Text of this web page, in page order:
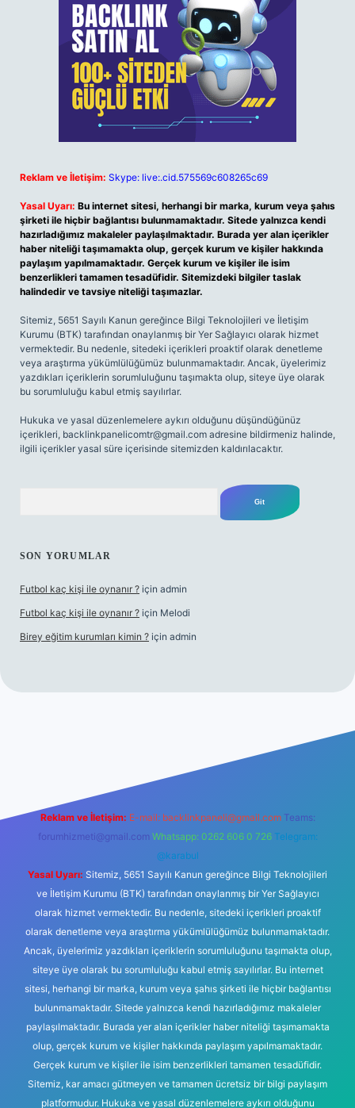
Reklam ve İletişim: Skype: live:.cid.575569c608265c69
Yasal Uyarı: Bu internet sitesi, herhangi bir marka, kurum veya şahıs
şirketi ile hiçbir bağlantısı bulunmamaktadır. Sitede yalnızca kendi
hazırladığımız makaleler paylaşılmaktadır. Burada yer alan içerikler
haber niteliği taşımamakta olup, gerçek kurum ve kişiler hakkında
paylaşım yapılmamaktadır. Gerçek kurum ve kişiler ile isim
benzerlikleri tamamen tesadüfidir. Sitemizdeki bilgiler taslak
halindedir ve tavsiye niteliği taşımazlar.
Sitemiz, 5651 Sayılı Kanun gereğince Bilgi Teknolojileri ve İletişim
Kurumu (BTK) tarafından onaylanmış bir Yer Sağlayıcı olarak hizmet
vermektedir. Bu nedenle, sitedeki içerikleri proaktif olarak denetleme
veya araştırma yükümlülüğümüz bulunmamaktadır. Ancak, üyelerimiz
yazdıkları içeriklerin sorumluluğunu taşımakta olup, siteye üye olarak
bu sorumluluğu kabul etmiş sayılırlar.
Hukuka ve yasal düzenlemelere aykırı olduğunu düşündüğünüz
içerikleri, backlinkpanelicomtr@gmail.com adresine bildirmeniz halinde,
ilgili içerikler yasal süre içerisinde sitemizden kaldırılacaktır.
SON YORUMLAR
Futbol kaç kişi ile oynanır ? için admin
Futbol kaç kişi ile oynanır ? için Melodi
Birey eğitim kurumları kimin ? için admin
Reklam ve İletişim: E-mail: backlinkpaneli@gmail.com Teams:
forumhizmeti@gmail.com Whatsapp: 0262 606 0 726 Telegram:
@karabul
Yasal Uyarı: Sitemiz, 5651 Sayılı Kanun gereğince Bilgi Teknolojileri
ve İletişim Kurumu (BTK) tarafından onaylanmış bir Yer Sağlayıcı
olarak hizmet vermektedir. Bu nedenle, sitedeki içerikleri proaktif
olarak denetleme veya araştırma yükümlülüğümüz bulunmamaktadır.
Ancak, üyelerimiz yazdıkları içeriklerin sorumluluğunu taşımakta olup,
siteye üye olarak bu sorumluluğu kabul etmiş sayılırlar. Bu internet
sitesi, herhangi bir marka, kurum veya şahıs şirketi ile hiçbir bağlantısı
bulunmamaktadır. Sitede yalnızca kendi hazırladığımız makaleler
paylaşılmaktadır. Burada yer alan içerikler haber niteliği taşımamakta
olup, gerçek kurum ve kişiler hakkında paylaşım yapılmamaktadır.
Gerçek kurum ve kişiler ile isim benzerlikleri tamamen tesadüfidir.
Sitemiz, kar amacı gütmeyen ve tamamen ücretsiz bir bilgi paylaşım
platformudur. Hukuka ve yasal düzenlemelere aykırı olduğunu